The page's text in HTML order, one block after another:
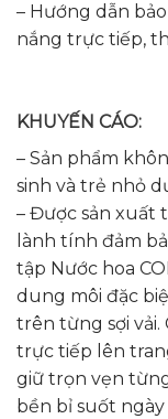
– Hướng dẫn
nắng trực tiếp,
KHUYẾN CÁO:
– Sản phẩm
sinh và trẻ nhỏ
– Được sản xuất
lành tính đảm
tập Nước hoa
dung môi đặc
trên từng sợi
trực tiếp lên
giữ trọn vẹn
bền bỉ suốt